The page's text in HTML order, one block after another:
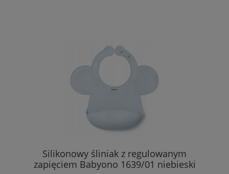
Silikonowy śliniak z regulowanym
zapięciem Babyono 1639/01 niebieski